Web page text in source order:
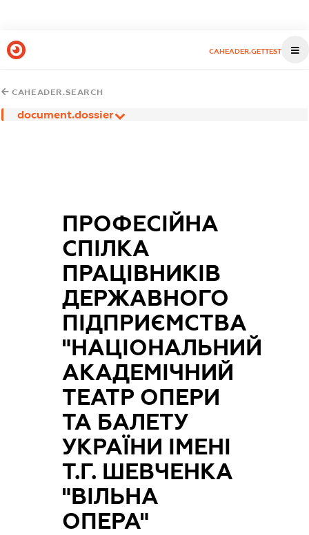
CAHEADER.GETTEST
CAHEADER.SEARCH
document.dossier
ПРОФЕСІЙНА
СПІЛКА
ПРАЦІВНИКІВ
ДЕРЖАВНОГО
ПІДПРИЄМСТВА
"НАЦІОНАЛЬНИЙ
АКАДЕМІЧНИЙ
ТЕАТР ОПЕРИ
ТА БАЛЕТУ
УКРАЇНИ ІМЕНІ
Т.Г. ШЕВЧЕНКА
"ВІЛЬНА
ОПЕРА"